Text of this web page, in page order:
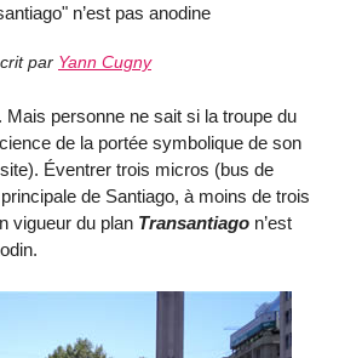
n’est pas anodine
par Yann Cugny
Mais personne ne sait si la troupe du
de la portée symbolique de son
Éventrer trois micros (bus de
de Santiago, à moins de trois
vigueur du plan Transantiago n’est